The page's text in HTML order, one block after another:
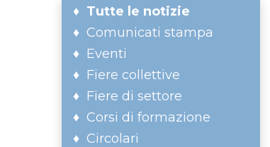
Tutte le notizie
Comunicati stampa
Eventi
Fiere collettive
Fiere di settore
Corsi di formazione
Circolari